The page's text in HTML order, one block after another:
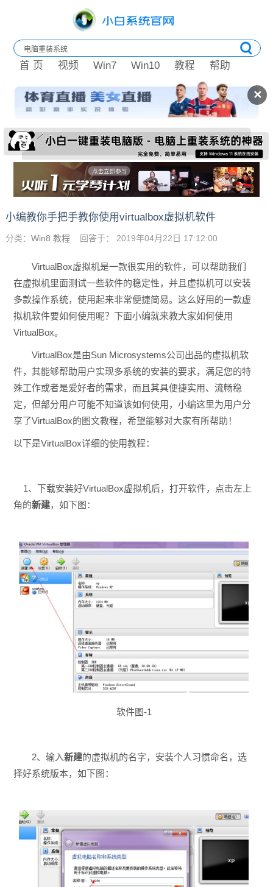
✕
首 页 视频 Win7 Win10 教程 帮助
小编教你手把手教你使用virtualbox虚拟机软件
分类： Win8 教程 回答于： 2019年04月22日 17:12:00
VirtualBox虚拟机是一款很实用的软件，可以帮助我们
在虚拟机里面测试一些软件的稳定性，并且虚拟机可以安装
多款操作系统，使用起来非常便捷简易。这么好用的一款虚
拟机软件要如何使用呢？下面小编就来教大家如何使用
VirtualBox。
VirtualBox是由Sun Microsystems公司出品的虚拟机软
件，其能够帮助用户实现多系统的安装的要求，满足您的特
殊工作或者是爱好者的需求，而且其具便捷实用、流畅稳
定，但部分用户可能不知道该如何使用，小编这里为用户分
享了VirtualBox的图文教程，希望能够对大家有所帮助！
以下是VirtualBox详细的使用教程：
1、下载安装好VirtualBox虚拟机后，打开软件，点击左上
角的新建，如下图：
软件图-1
2、输入新建的虚拟机的名字，安装个人习惯命名，选
择好系统版本，如下图：